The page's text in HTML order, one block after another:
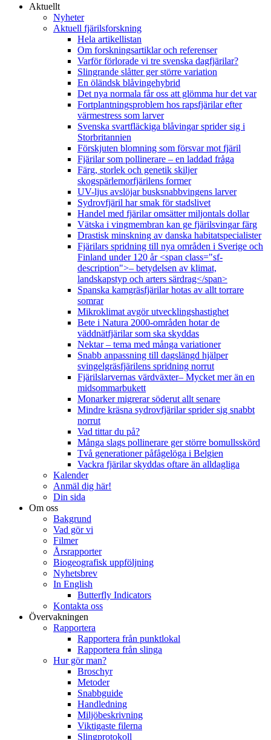
Aktuellt
Nyheter
Aktuell fjärilsforskning
Hela artikellistan
Om forskningsartiklar och referenser
Varför förlorade vi tre svenska dagfjärilar?
Slingrande slåtter ger större variation
En öländsk blåvingehybrid
Det nya normala får oss att glömma hur det var
Fortplantningsproblem hos rapsfjärilar efter
värmestress som larver
Svenska svartfläckiga blåvingar sprider sig i
Storbritannien
Förskjuten blomning som försvar mot fjäril
Fjärilar som pollinerare – en laddad fråga
Färg, storlek och genetik skiljer
skogspärlemorfjärilens former
UV-ljus avslöjar busksnabbvingens larver
Sydrovfjäril har smak för stadslivet
Handel med fjärilar omsätter miljontals dollar
Vätska i vingmembran kan ge fjärilsvingar färg
Drastisk minskning av danska habitatspecialister
Fjärilars spridning till nya områden i Sverige och
Finland under 120 år <span class="sf-
description">– betydelsen av klimat,
landskapstyp och arters särdrag</span>
Spanska kamgräsfjärilar hotas av allt torrare
somrar
Mikroklimat avgör utvecklingshastighet
Bete i Natura 2000-områden hotar de
väddnätfjärilar som ska skyddas
Nektar – tema med många variationer
Snabb anpassning till dagslängd hjälper
svingelgräsfjärilens spridning norrut
Fjärilslarvernas värdväxter– Mycket mer än en
midsommarbukett
Monarker migrerar söderut allt senare
Mindre kräsna sydrovfjärilar sprider sig snabbt
norrut
Vad tittar du på?
Många slags pollinerare ger större bomullsskörd
Två generationer påfågelöga i Belgien
Vackra fjärilar skyddas oftare än alldagliga
Kalender
Anmäl dig här!
Din sida
Om oss
Bakgrund
Vad gör vi
Filmer
Årsrapporter
Biogeografisk uppföljning
Nyhetsbrev
In English
Butterfly Indicators
Kontakta oss
Övervakningen
Rapportera
Rapportera från punktlokal
Rapportera från slinga
Hur gör man?
Broschyr
Metoder
Snabbguide
Handledning
Miljöbeskrivning
Viktigaste filerna
Slingprotokoll